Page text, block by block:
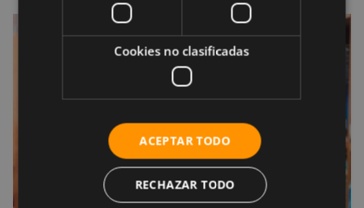
Cookies no clasificadas
ACEPTAR TODO
RECHAZAR TODO